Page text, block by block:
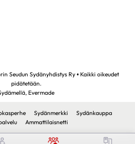
Seudun Sydänyhdistys Ry • Kaikki oikeudet
pidätetään.
Evermade
Sydänmerkki
Sydänkauppa
Ammattilaisnetti